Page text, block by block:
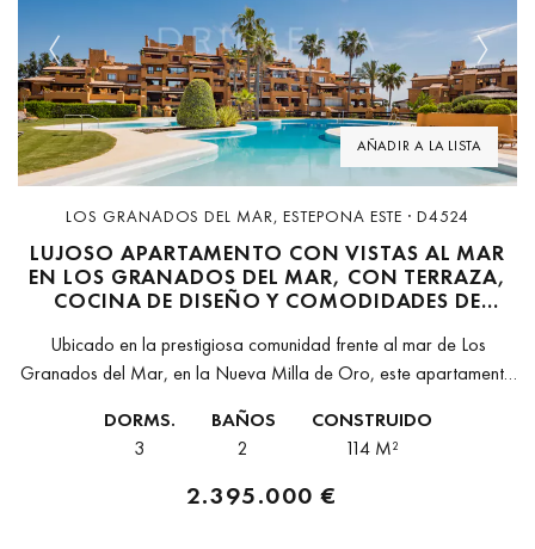
AÑADIR A LA LISTA
Previous Next
LOS GRANADOS DEL MAR, ESTEPONA ESTE · D4524
LUJOSO APARTAMENTO CON VISTAS AL MAR
EN LOS GRANADOS DEL MAR, CON TERRAZA,
COCINA DE DISEÑO Y COMODIDADES DE
Ubicado en la prestigiosa comunidad frente al mar de Los
Granados del Mar, en la Nueva Milla de Oro, este apartamento
DORMS.
3
BAÑOS
2
CONSTRUIDO
114 M²
2.395.000 €